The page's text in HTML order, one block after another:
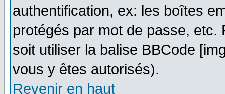
authentification, ex: les boîtes
protégés par mot de passe,
soit utiliser la balise BBCode
vous y êtes autorisés).
Revenir en haut